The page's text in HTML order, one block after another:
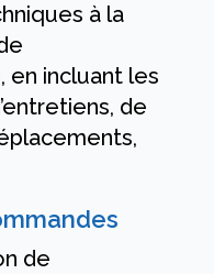
à la
en incluant les
de
de